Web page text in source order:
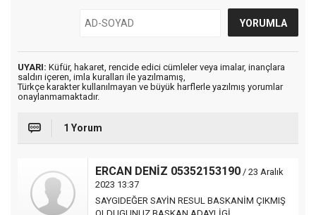
UYARI: Küfür, hakaret, rencide edici cümleler veya imalar, inançlara
saldırı içeren, imla kuralları ile yazılmamış,
Türkçe karakter kullanılmayan ve büyük harflerle yazılmış yorumlar
onaylanmamaktadır.
1 Yorum
ERCAN DENİZ 05352153190 / 23 Aralık
2023 13:37
SAYGIDEĞER SAYİN RESUL BASKANİM ÇIKMIŞ